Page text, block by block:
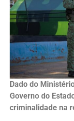
Dado do
Governo do
criminalidade na